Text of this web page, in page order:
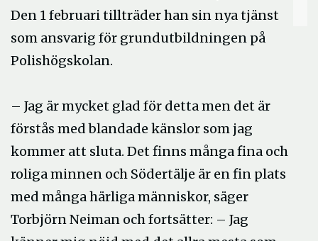
Den 1 februari tillträder han sin nya tjänst
som ansvarig för grundutbildningen på
Polishögskolan.
– Jag är mycket glad för detta men det är
förstås med blandade känslor som jag
kommer att sluta. Det finns många fina och
roliga minnen och Södertälje är en fin plats
med många härliga människor, säger
Torbjörn Neiman och fortsätter: – Jag